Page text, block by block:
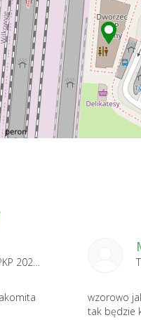
Tychy, 43-100 Tychy, Dworzec PKP 2026-03-05
wzorowo
tak będzie